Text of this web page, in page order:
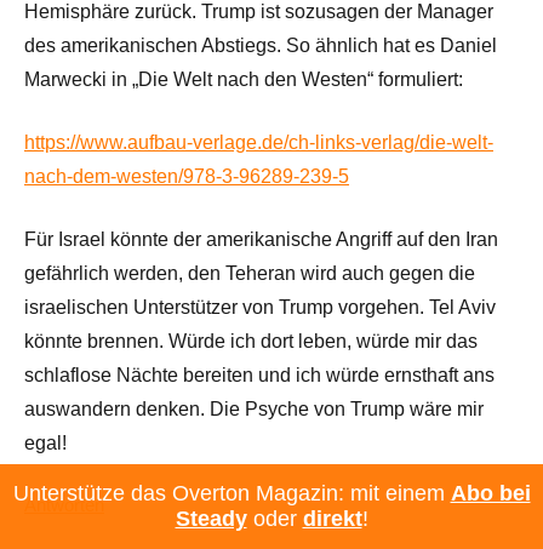
Hemisphäre zurück. Trump ist sozusagen der Manager
des amerikanischen Abstiegs. So ähnlich hat es Daniel
Marwecki in „Die Welt nach den Westen“ formuliert:
https://www.aufbau-verlage.de/ch-links-verlag/die-welt-
nach-dem-westen/978-3-96289-239-5
Für Israel könnte der amerikanische Angriff auf den Iran
gefährlich werden, den Teheran wird auch gegen die
israelischen Unterstützer von Trump vorgehen. Tel Aviv
könnte brennen. Würde ich dort leben, würde mir das
schlaflose Nächte bereiten und ich würde ernsthaft ans
auswandern denken. Die Psyche von Trump wäre mir
egal!
Antworten
Unterstütze das Overton Magazin: mit einem Abo bei
Steadyoder direkt!